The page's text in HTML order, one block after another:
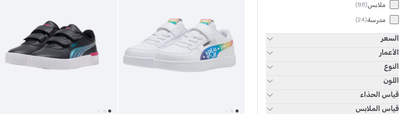
ملابس(
88
)
مدرسة(
24
)
السعر
الأعمار
النوع
اللون
قياس الحذاء
قياس الملابس